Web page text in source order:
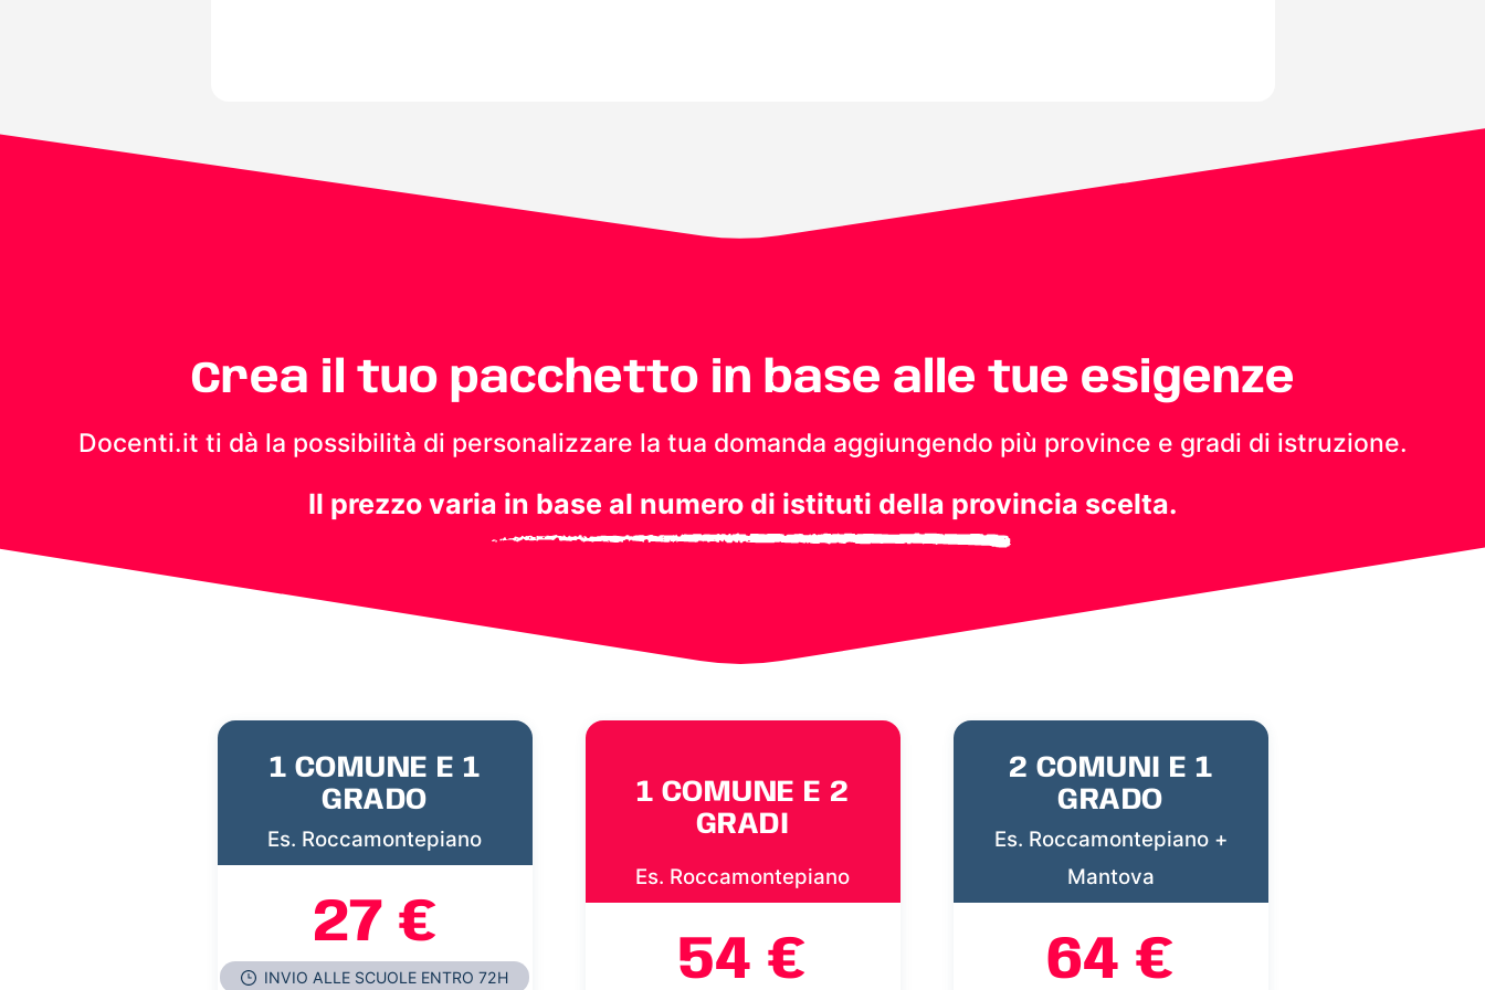
Crea il tuo pacchetto in base alle tue esigenze
Docenti.it ti dà la possibilità di personalizzare la tua domanda aggiungendo più province e gradi di istruzione.
Il prezzo varia in base al numero di istituti della provincia scelta.
1 COMUNE E 1
GRADO
Es. Roccamontepiano
27 €
INVIO ALLE SCUOLE ENTRO 72H
1 COMUNE E 2
GRADI
Es. Roccamontepiano
54 €
2 COMUNI E 1
GRADO
Es. Roccamontepiano +
Mantova
64 €